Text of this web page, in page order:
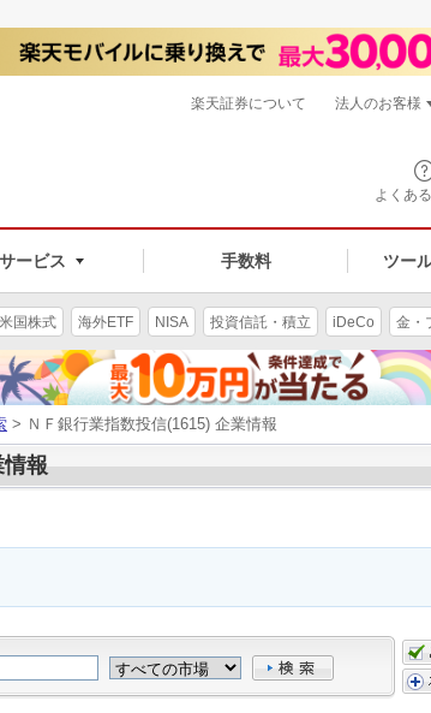
よくあ
サービス 手数料 ツー
楽天証券について 法人のお客様
米国株式 海外ETF NISA 投資信託・積立 iDeCo 金・
> ＮＦ銀行業指数投信(1615) 企業情報
情報